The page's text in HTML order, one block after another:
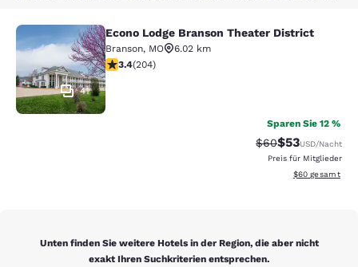
Econo Lodge Branson Theater
41
Econo Lodge Branson Theater District
Branson, MO
6.02 km
3.38-Sterne-Bewertung. Gut. 204 Bewertungen
3.4(204)
Sparen Sie 12 %
$60Vergünstigter
$53USD/Nacht
Preis für Mitglieder
Geschätzte
$60 gesamt
Unten finden Sie weitere Hotels in der Region, die aber nicht
exakt Ihren Suchkriterien entsprechen.